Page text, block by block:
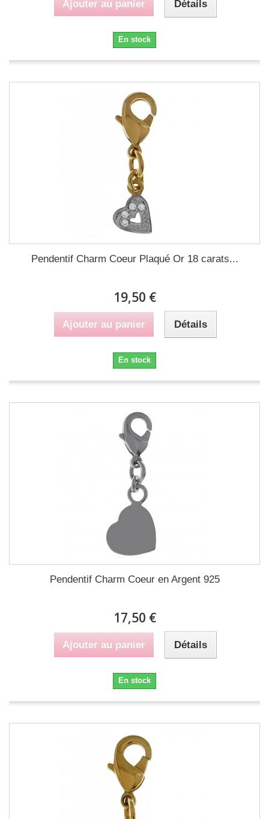
Ajouter au panier Détails
En stock
Pendentif Charm Coeur Plaqué Or 18 carats...
19,50 €
Ajouter au panier Détails
En stock
Pendentif Charm Coeur en Argent 925
17,50 €
Ajouter au panier Détails
En stock